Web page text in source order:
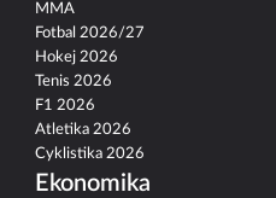
MMA
Fotbal 2026/27
Hokej 2026
Tenis 2026
F1 2026
Atletika 2026
Cyklistika 2026
Ekonomika